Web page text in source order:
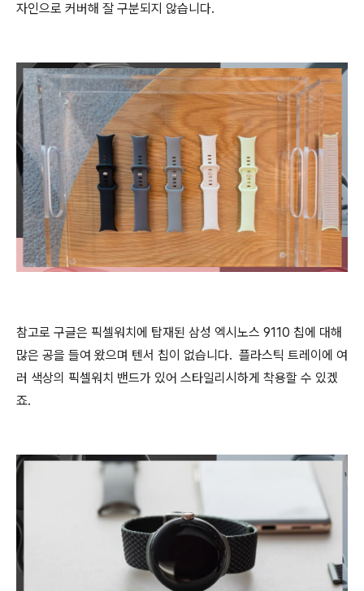
자인으로 커버해 잘 구분되지 않습니다.
참고로 구글은 픽셀워치에 탑재된 삼성 엑시노스 9110 칩에 대해
많은 공을 들여 왔으며 텐서 칩이 없습니다. 플라스틱 트레이에 여
러 색상의 픽셀워치 밴드가 있어 스타일리시하게 착용할 수 있겠
죠.